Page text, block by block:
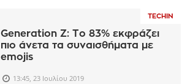
TECHIN
Generation Z: Το 83% εκφράζει
πιο άνετα τα συναισθήματα με
emojis
13:45, 23 Ιουλίου 2019